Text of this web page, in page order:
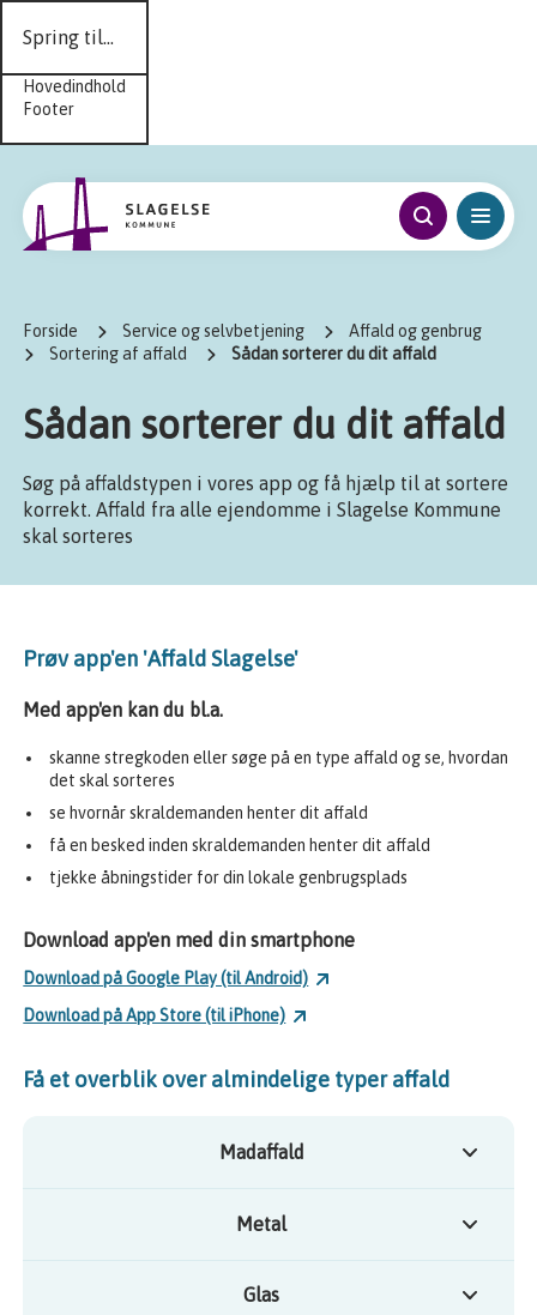
Spring til...
Hovedindhold
Footer
Forside Service og selvbetjening
Affald og genbrug
Sortering af affald
Sådan sorterer du dit affald
Sådan sorterer du dit affald
Søg på affaldstypen i vores app og få hjælp til at sortere
korrekt. Affald fra alle ejendomme i Slagelse Kommune
skal sorteres
Prøv app'en 'Affald Slagelse'
Med app'en kan du bl.a.
skanne stregkoden eller søge på en type affald og se, hvordan
det skal sorteres
se hvornår skraldemanden henter dit affald
få en besked inden skraldemanden henter dit affald
tjekke åbningstider for din lokale genbrugsplads
Download app'en med din smartphone
Download på Google Play (til Android)
Download på App Store (til iPhone)
Få et overblik over almindelige typer affald
Madaffald
Metal
Glas